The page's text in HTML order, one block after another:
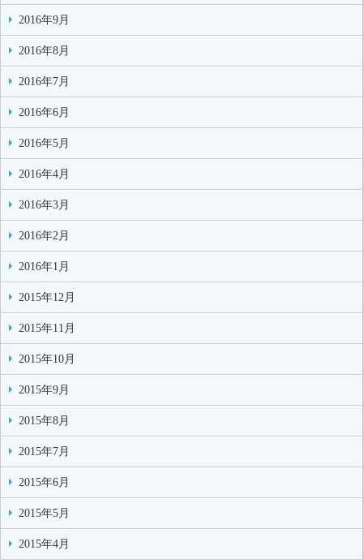
2016年9月
2016年8月
2016年7月
2016年6月
2016年5月
2016年4月
2016年3月
2016年2月
2016年1月
2015年12月
2015年11月
2015年10月
2015年9月
2015年8月
2015年7月
2015年6月
2015年5月
2015年4月